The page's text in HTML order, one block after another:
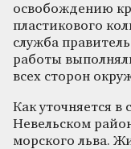
освобождению
пластикового
служба
работы
всех сторон
Как уточняется
Невельском
морского льва.